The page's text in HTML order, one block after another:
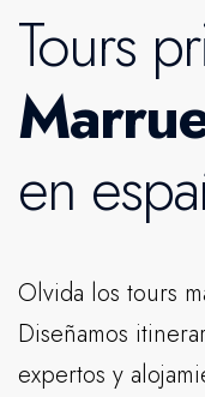
Tours
en
Olvida los tours
Diseñamos
expertos y